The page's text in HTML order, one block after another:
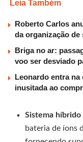
Leia Também
Roberto Carlos
da organização de
Briga no ar:
voo ser desviado
Leonardo entra na
inusitada ao
Sistema híbrido
bateria de íons